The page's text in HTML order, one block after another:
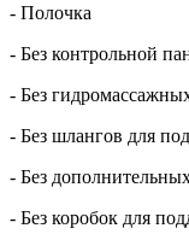
- Полочка
- Без контрольной
- Без
- Без шлангов для
- Без
- Без коробок для